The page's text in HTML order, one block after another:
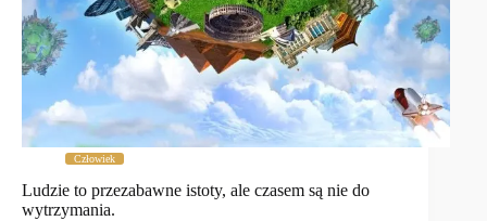
Człowiek
Ludzie to przezabawne istoty, ale czasem są nie do
wytrzymania.